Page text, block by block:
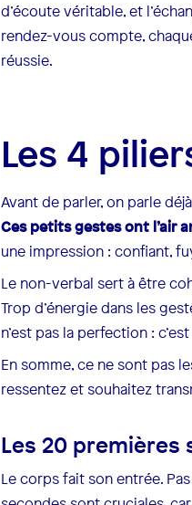
d’écoute véritable, et
rendez-vous compte,
réussie.
Les 4
Avant de parler, on parle
Ces petits gestes ont l’air
une impression : confiant,
Le non-verbal sert à être
Trop d’énergie dans les
n’est pas la perfection :
En somme, ce ne sont pas
ressentez et souhaitez
Les 20 premières
Le corps fait son entrée.